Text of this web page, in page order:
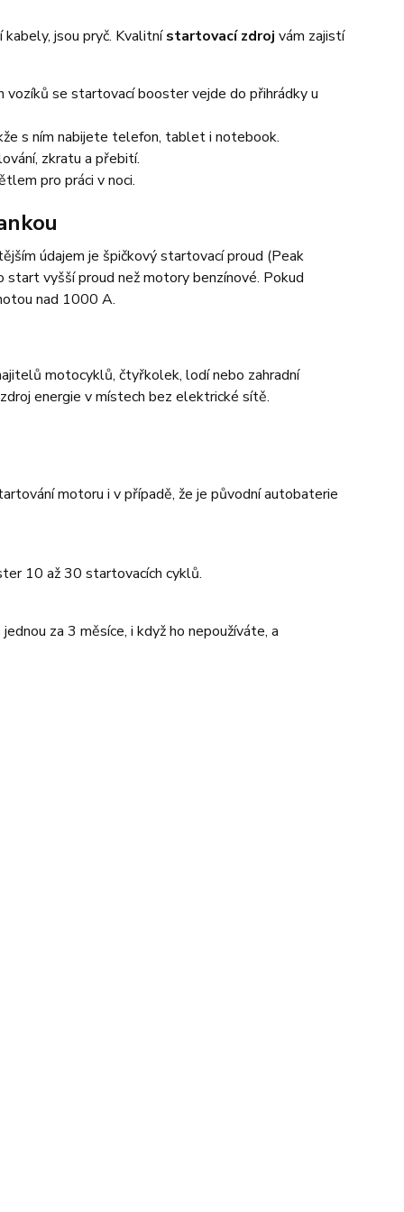
jsou pryč. Kvalitnístartovací zdroj vám zajistí
se startovací booster vejde do přihrádky u
s ním nabijete telefon, tablet i notebook.
zkratu a přebití.
pro práci v noci.
údajem je špičkový startovací proud (Peak
vyšší proud než motory benzínové. Pokud
nad 1000 A.
motocyklů, čtyřkolek, lodí nebo zahradní
energie v místech bez elektrické sítě.
motoru i v případě, že je původní autobaterie
10 až 30 startovacích cyklů.
za 3 měsíce, i když ho nepoužíváte, a